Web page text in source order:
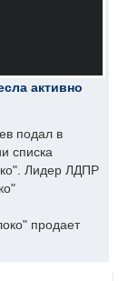
активно
подал в
списка
Лидер ЛДПР
продает